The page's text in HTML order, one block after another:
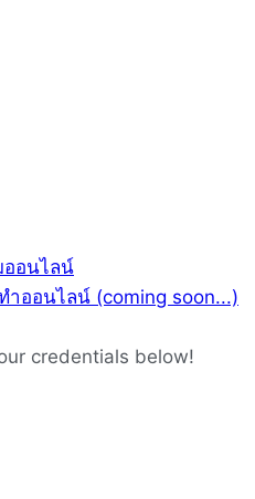
ออนไลน์
ำออนไลน์ (coming soon...)
credentials below!